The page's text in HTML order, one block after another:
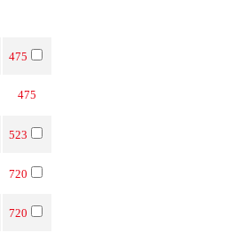
475
475
523
720
720